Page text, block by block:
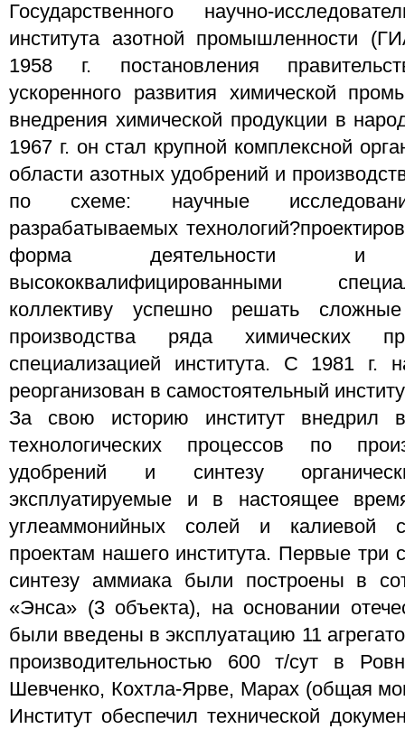
Государственного научно-
института азотной промышленности
1958 г. постановления
ускоренного развития химической
внедрения химической продукции в
1967 г. он стал крупной комплексной
области азотных удобрений и
по схеме: научные
разрабатываемых
форма деятельности и
высококвалифицированными
коллективу успешно решать
производства ряда химических
специализацией института. С 1981
реорганизован в самостоятельный
За свою историю институт внедрил
технологических процессов по
удобрений и синтезу
эксплуатируемые и в настоящее
углеаммонийных солей и калиевой
проектам нашего института. Первые три
синтезу аммиака были построены в
«Энса» (3 объекта), на основании
были введены в эксплуатацию 11
производительностью 600 т/сут в
Шевченко, Кохтла-Ярве, Марах (общая
Институт обеспечил технической